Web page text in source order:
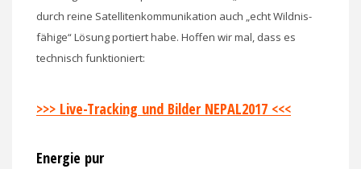
durch reine Satellitenkommunikation auch „echt Wildnis-
fähige“ Lösung portiert habe. Hoffen wir mal, dass es
technisch funktioniert:
>>> Live-Tracking und Bilder NEPAL2017 <<<
Energie pur